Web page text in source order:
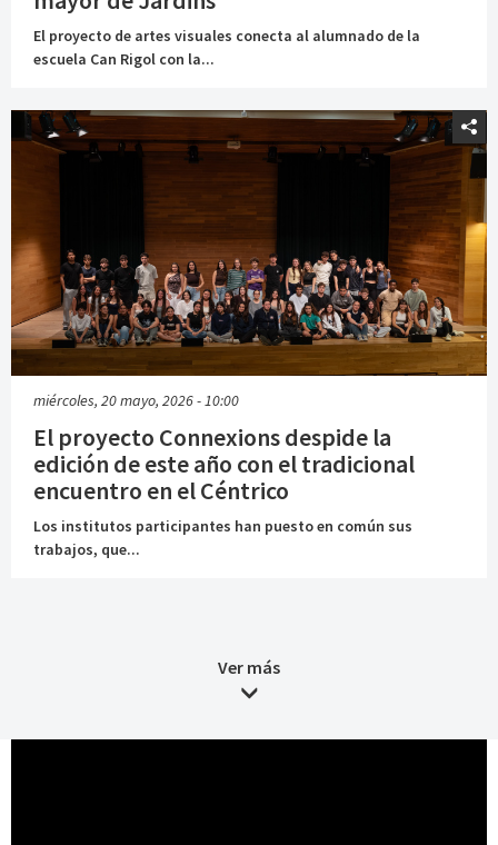
El proyecto de artes visuales conecta al alumnado de la
escuela Can Rigol con la...
miércoles, 20 mayo, 2026 - 10:00
El proyecto Connexions despide la
edición de este año con el tradicional
encuentro en el Céntrico
Los institutos participantes han puesto en común sus
trabajos, que...
Ver más